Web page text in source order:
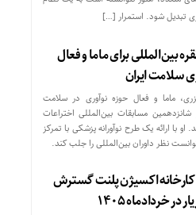
تبدیل شود. استمرار […]
بین‌المللی برای ماما و فعال
سلامت ایران
ماما و فعال حوزه نوآوری در سلامت
مسابقات بین‌المللی اختراعات
ارائه یک طرح نوآورانه پزشکی با تمرکز
نظر داوران بین‌المللی را جلب کند.
کارخانه اکسیژن پلنت گسترش
در خردادماه ۱۴۰۵